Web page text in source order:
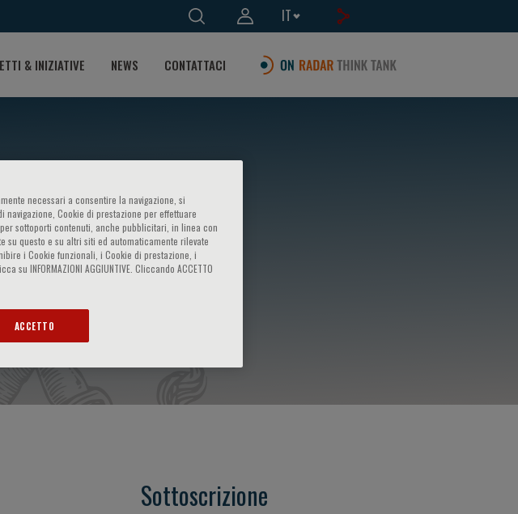
IT
& INIZIATIVE NEWS CONTATTACI
Sottoscrizione
necessari a consentire la navigazione, si
Cookie di prestazione per effettuare
sottoporti contenuti, anche pubblicitari, in linea con
su questo e su altri siti ed automaticamente rilevate
i Cookie funzionali, i Cookie di prestazione, i
INFORMAZIONI AGGIUNTIVE. Cliccando ACCETTO
ACCETTO